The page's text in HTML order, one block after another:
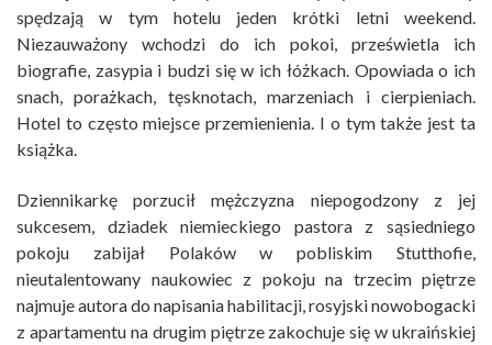
spędzają w tym hotelu jeden krótki letni weekend.
Niezauważony wchodzi do ich pokoi, prześwietla ich
biografie, zasypia i budzi się w ich łóżkach. Opowiada o ich
snach, porażkach, tęsknotach, marzeniach i cierpieniach.
Hotel to często miejsce przemienienia. I o tym także jest ta
książka.
Dziennikarkę porzucił mężczyzna niepogodzony z jej
sukcesem, dziadek niemieckiego pastora z sąsiedniego
pokoju zabijał Polaków w pobliskim Stutthofie,
nieutalentowany naukowiec z pokoju na trzecim piętrze
najmuje autora do napisania habilitacji, rosyjski nowobogacki
z apartamentu na drugim piętrze zakochuje się w ukraińskiej